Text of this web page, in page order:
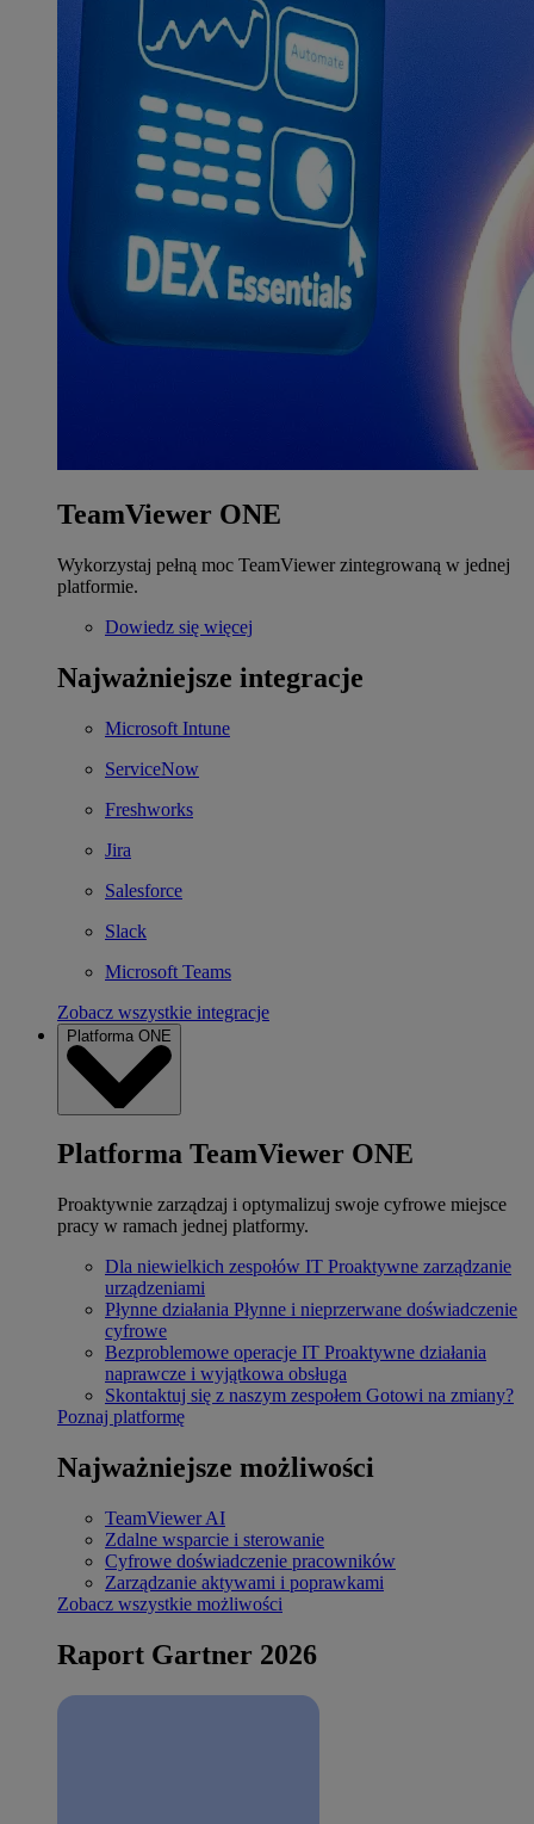
TeamViewer ONE
Wykorzystaj pełną moc TeamViewer zintegrowaną w jednej
platformie.
Dowiedz się więcej
Najważniejsze integracje
Microsoft Intune
ServiceNow
Freshworks
Jira
Salesforce
Slack
Microsoft Teams
Zobacz wszystkie integracje
Platforma ONE
Platforma TeamViewer ONE
Proaktywnie zarządzaj i optymalizuj swoje cyfrowe miejsce
pracy w ramach jednej platformy.
Dla niewielkich zespołów IT Proaktywne zarządzanie
urządzeniami
Płynne działania Płynne i nieprzerwane doświadczenie
cyfrowe
Bezproblemowe operacje IT Proaktywne działania
naprawcze i wyjątkowa obsługa
Skontaktuj się z naszym zespołem Gotowi na zmiany?
Poznaj platformę
Najważniejsze możliwości
TeamViewer AI
Zdalne wsparcie i sterowanie
Cyfrowe doświadczenie pracowników
Zarządzanie aktywami i poprawkami
Zobacz wszystkie możliwości
Raport Gartner 2026